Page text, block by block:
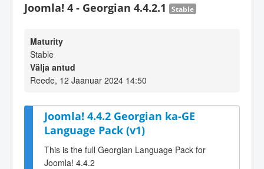
Joomla! 4 - Georgian 4.4.2.1 Stable
Maturity
Stable
Välja antud
Reede, 12 Jaanuar 2024 14:50
Joomla! 4.4.2 Georgian ka-GE
Language Pack (v1)
This is the full Georgian Language Pack for
Joomla! 4.4.2